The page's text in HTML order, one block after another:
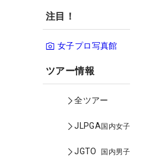
注目！
女子プロ写真館
ツアー情報
全ツアー
JLPGA国内女子
JGTO 国内男子